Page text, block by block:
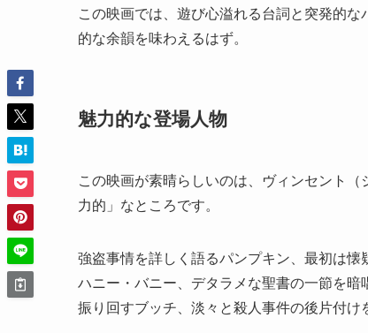
この映画では、遊び心溢れる台詞と突発的
的な余韻を味わえるはず。
魅力的な登場人物
この映画が素晴らしいのは、ヴィンセント
力的」なところです。
強盗事情を詳しく語るパンプキン、最初は
ハニー・バニー、デタラメな聖書の一節を
振り回すブッチ、淡々と殺人事件の後片付け